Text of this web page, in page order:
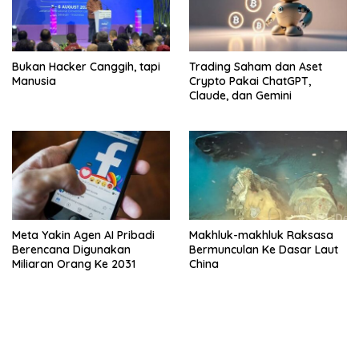
Bukan Hacker Canggih, tapi
Manusia
Trading Saham dan Aset
Crypto Pakai ChatGPT,
Claude, dan Gemini
Meta Yakin Agen AI Pribadi
Berencana Digunakan
Miliaran Orang Ke 2031
Makhluk-makhluk Raksasa
Bermunculan Ke Dasar Laut
China